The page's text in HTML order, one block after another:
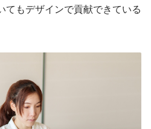
てもデザインで貢献できている